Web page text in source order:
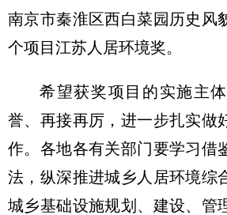
南京市秦淮区西白菜园历史风
个项目江苏人居环境奖。
希望获奖项目的实施主
誉、再接再厉，进一步扎实做
作。各地各有关部门要学习借
法，纵深推进城乡人居环境综
城乡基础设施规划、建设、管